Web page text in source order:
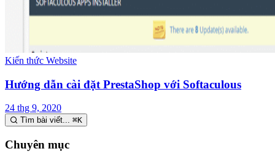
Kiến thức Website
Hướng dẫn cài đặt PrestaShop với Softaculous
24 thg 9, 2020
Tìm bài viết... ⌘K
Chuyên mục